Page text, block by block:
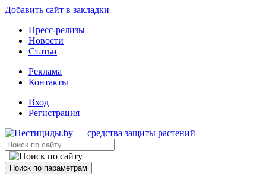
Добавить сайт в закладки
Пресс-релизы
Новости
Статьи
Реклама
Контакты
Вход
Регистрация
Поиск по параметрам